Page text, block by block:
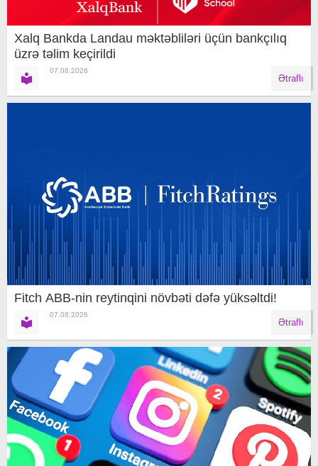
Xalq Bankda Landau məktəbliləri üçün bankçılıq
üzrə təlim keçirildi
07.08.2026
Ətraflı
Fitch ABB-nin reytinqini növbəti dəfə yüksəltdi!
07.08.2026
Ətraflı